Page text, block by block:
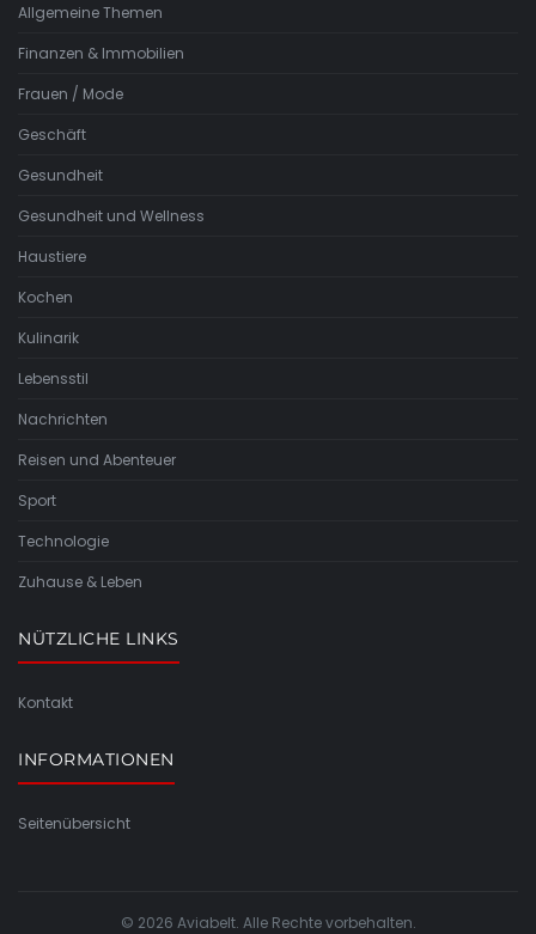
Allgemeine Themen
Finanzen & Immobilien
Frauen / Mode
Geschäft
Gesundheit
Gesundheit und Wellness
Haustiere
Kochen
Kulinarik
Lebensstil
Nachrichten
Reisen und Abenteuer
Sport
Technologie
Zuhause & Leben
NÜTZLICHE LINKS
Kontakt
INFORMATIONEN
Seitenübersicht
© 2026 Aviabelt. Alle Rechte vorbehalten.